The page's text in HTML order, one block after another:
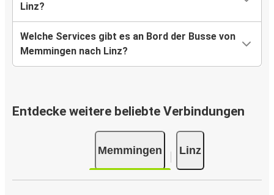
Linz?
Welche Services gibt es an Bord der Busse von
Memmingen nach Linz?
Entdecke weitere beliebte Verbindungen
Memmingen Linz